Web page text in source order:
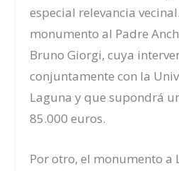
especial relevancia
monumento al Padre
Bruno Giorgi, cuya
conjuntamente con la
Laguna y que supondrá
85.000 euros.
Por otro, el monumento a